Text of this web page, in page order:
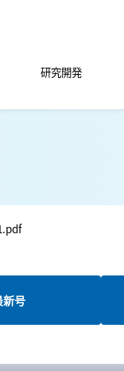
研究開発
新号